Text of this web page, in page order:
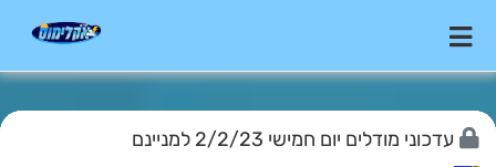
עדכוני מודלים יום חמישי 2/2/23 למניינם